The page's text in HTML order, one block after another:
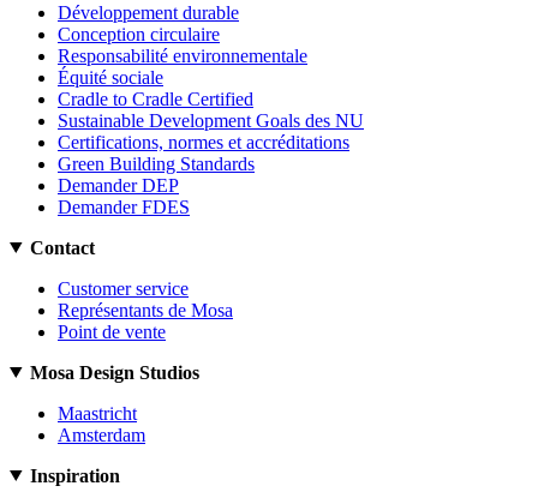
Développement durable
Conception circulaire
Responsabilité environnementale
Équité sociale
Cradle to Cradle Certified
Sustainable Development Goals des NU
Certifications, normes et accréditations
Green Building Standards
Demander DEP
Demander FDES
Contact
Customer service
Représentants de Mosa
Point de vente
Mosa Design Studios
Maastricht
Amsterdam
Inspiration